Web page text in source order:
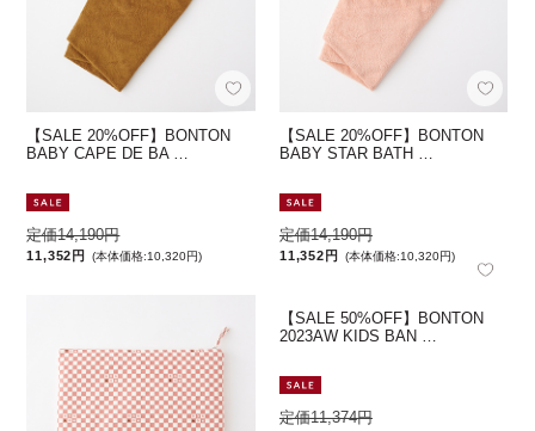
【SALE 20%OFF】BONTON
BABY CAPE DE BA …
定価14,190円
11,352円 (本体価格:10,320円)
【SALE 20%OFF】BONTON
BABY STAR BATH …
定価14,190円
11,352円 (本体価格:10,320円)